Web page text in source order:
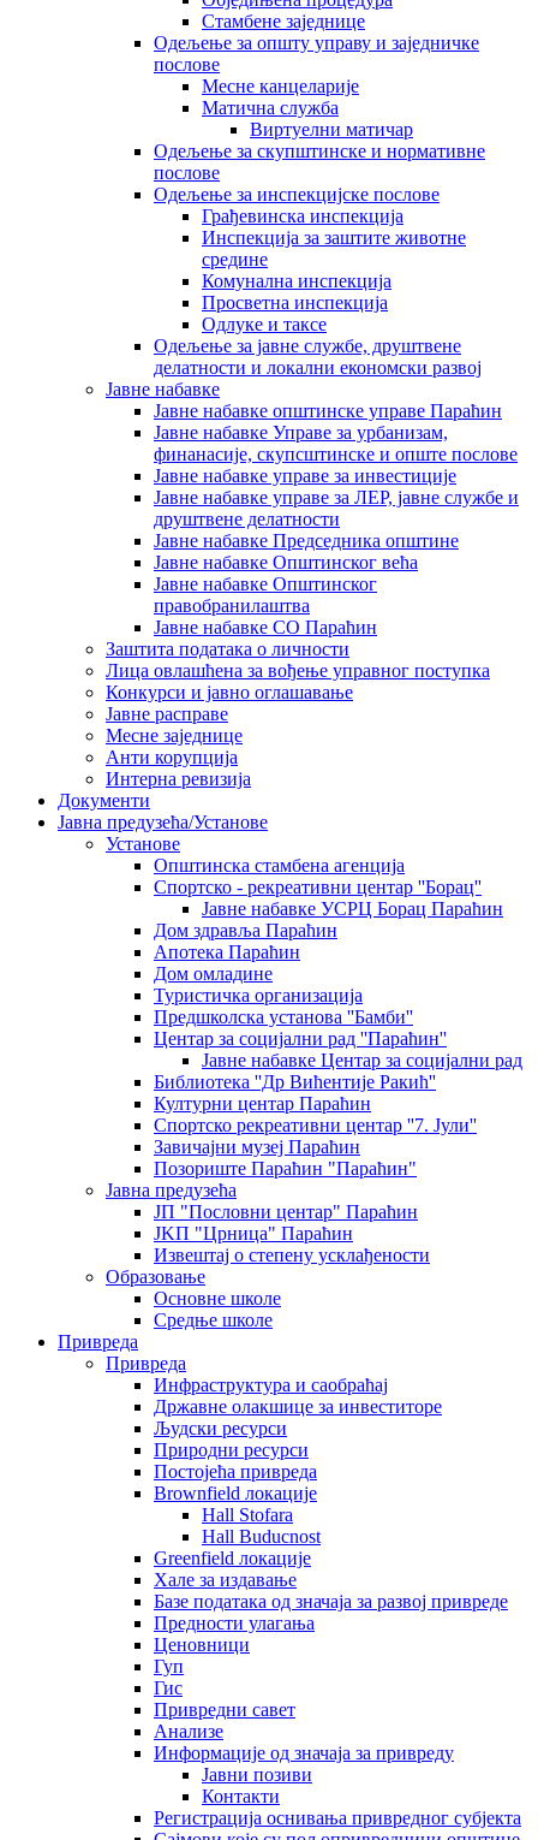
Стамбене заједнице
Oдељење за општу управу и заједничке
послове
Месне канцеларије
Матична служба
Виртуелни матичар
Одељење за скупштинске и нормативне
послове
Одељење за инспекцијске послове
Грађевинска инспекција
Инспекција за заштите животне
средине
Комунална инспекција
Просветна инспекција
Одлуке и таксе
Одељење за јавне службе, друштвене
делатности и локални економски развој
Јавне набавке
Јавне набавке општинске управе Параћин
Јавне набавке Управе за урбанизам,
финанасије, скупсштинске и опште послове
Јавне набавке управе за инвестиције
Јавне набавке управе за ЛЕР, јавне службе и
друштвене делатности
Јавне набавке Председника општине
Јавне набавке Општинског већа
Јавне набавке Општинског
правобранилаштва
Јавне набавке СО Параћин
Заштита података о личности
Лица овлашћена за вођење управног поступка
Конкурси и јавно оглашавање
Јавне расправе
Месне заједнице
Анти корупција
Интерна ревизија
Документи
Јавна предузећа/Установе
Установе
Општинскa стамбенa агенцијa
Спортско - рекреативни центар ''Борац''
Јавне набавке УСРЦ Борац Параћин
Дом здравља Параћин
Апотека Параћин
Дом омладине
Туристичка организација
Предшколска установа ''Бамби''
Центар за социјални рад ''Параћин''
Јавне набавке Центар за социјални рад
Библиотека ''Др Вићентије Ракић''
Културни центар Параћин
Спортско рекреативни центар ''7. Јули''
Завичајни музеј Параћин
Позориште Параћин "Параћин"
Јавна предузећа
ЈП "Пословни центар" Параћин
ЈKП "Црница" Параћин
Извештај о степену усклађености
Образовање
Основне школе
Средње школе
Привреда
Привреда
Инфраструктура и саобраћај
Државне олакшице за инвеститоре
Људски ресурси
Природни ресурси
Постојећа привреда
Brownfield локације
Hall Stofara
Hall Buducnost
Greenfield локације
Хале за издавање
Базе података од значаја за развој привреде
Предности улагања
Ценовници
Гуп
Гис
Привредни савет
Aнализе
Информације од значаја за привреду
Јавни позиви
Контакти
Регистрација оснивања привредног субјекта